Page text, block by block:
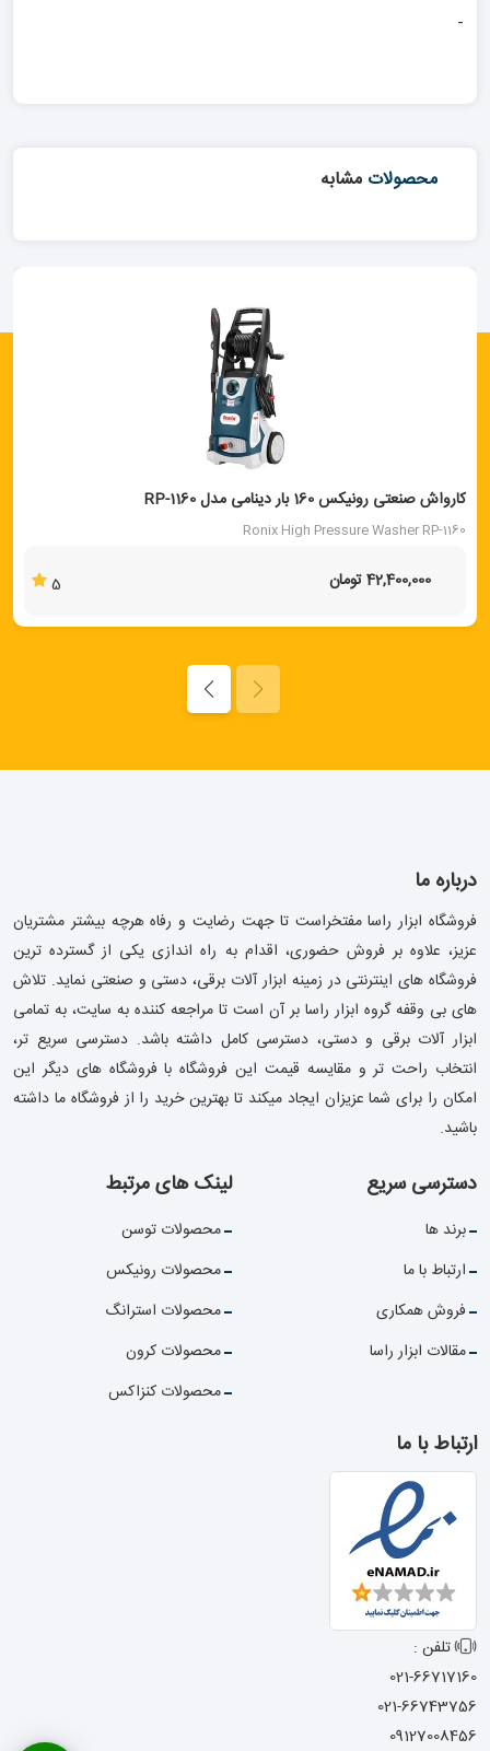
-
محصولات مشابه
کارواش صنعتی رونیکس 160 بار دینامی مدل RP-1160
Ronix High Pressure Washer RP-1160
42,400,000 تومان 5
درباره ما
فروشگاه ابزار راسا مفتخراست تا جهت رضایت و رفاه هرچه بیشتر مشتریان
عزیز، علاوه بر فروش حضوری، اقدام به راه اندازی یکی از گسترده ترین
فروشگاه های اینترنتی در زمینه ابزار آلات برقی، دستی و صنعتی نماید. تلاش
های بی وقفه گروه ابزار راسا بر آن است تا مراجعه کننده به سایت، به تمامی
ابزار آلات برقی و دستی، دسترسی کامل داشته باشد. دسترسی سریع تر،
انتخاب راحت تر و مقایسه قیمت این فروشگاه با فروشگاه های دیگر این
امکان را برای شما عزیزان ایجاد میکند تا بهترین خرید را از فروشگاه ما داشته
باشید.
دسترسی سریع
برند ها
ارتباط با ما
فروش همکاری
مقالات ابزار راسا
لینک های مرتبط
محصولات توسن
محصولات رونیکس
محصولات استرانگ
محصولات کرون
محصولات کنزاکس
ارتباط با ما
تلفن :
021-66717160
021-66743756
09127008456